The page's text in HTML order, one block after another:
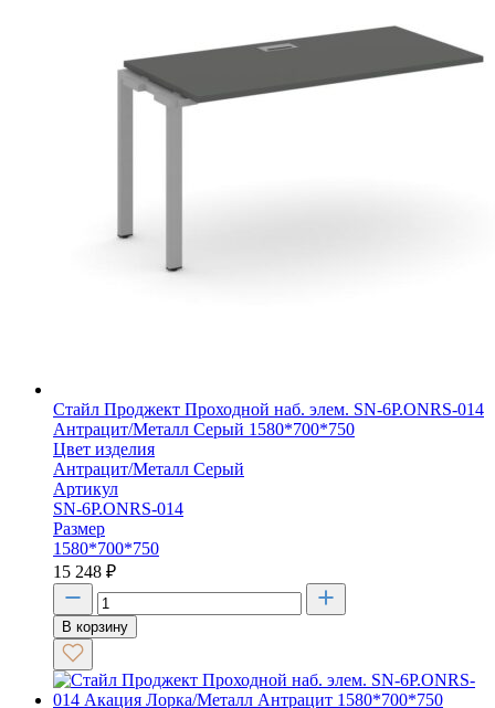
Стайл Проджект Проходной наб. элем. SN-6P.ONRS-014
Антрацит/Металл Серый 1580*700*750
Цвет изделия
Антрацит/Металл Серый
Артикул
SN-6P.ONRS-014
Размер
1580*700*750
15 248 ₽
В корзину